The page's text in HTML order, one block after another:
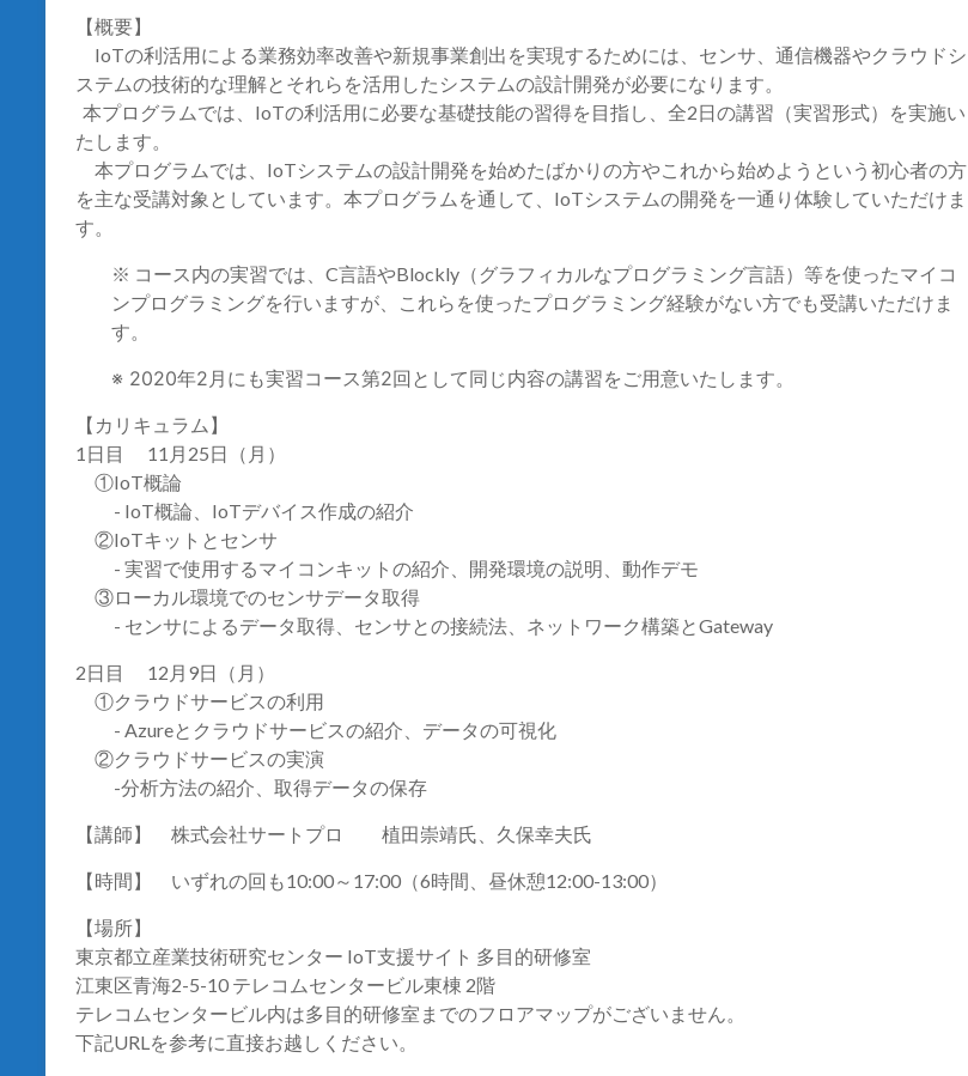
【概要】
IoTの利活用による業務効率改善や新規事業創出を実現するためには、センサ、通信機器やクラウドシ
ステムの技術的な理解とそれらを活用したシステムの設計開発が必要になります。
本プログラムでは、IoTの利活用に必要な基礎技能の習得を目指 し、全2日の講習（実習形式）を実施い
たします。
本プログラムでは、IoTシステムの設計開発を始めたばかりの方やこれから始めようという初心者の方
を主な受講対象としています。本プログラム を通して、IoTシステムの開発を一通り体験していただけま
す。
※ コース内の実習では、C言語やBlockly（グラフィカルなプログラミング言語）等を使ったマイコ
ンプログラミングを行いますが、これらを使ったプログラミング経験がない方でも受講いただけま
す。
※ 2020年2月にも実習コース第2回として同じ内容の講習をご用意いたします。
【カリキュラム】
1日目 11月25日（月）
①IoT概論
- IoT概論、IoTデバイス作成の紹介
②IoTキットとセンサ
- 実習で使用するマイコンキットの紹介、開発環境の説明、動作デモ
③ローカル環境でのセンサデータ取得
- センサによるデータ取得、センサとの接続法、ネットワーク構築とGateway
2日目 12月9日（月）
①クラウドサービスの利用
- Azureとクラウドサービスの紹介、データの可視化
②クラウドサービスの実演
-分析方法の紹介、取得データの保存
【講師】 株式会社サートプロ 植田崇靖氏、久保幸夫氏
【時間】 いずれの回も10:00～17:00（6時間、昼休憩12:00-13:00）
【場所】
東京都立産業技術研究センター IoT支援サイト 多目的研修室
江東区青海2-5-10 テレコムセンタービル東棟 2階
テレコムセンタービル内は多目的研修室までのフロアマップがございません。
下記URLを参考に直接お越しください。